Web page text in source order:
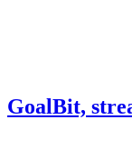
GoalBit,